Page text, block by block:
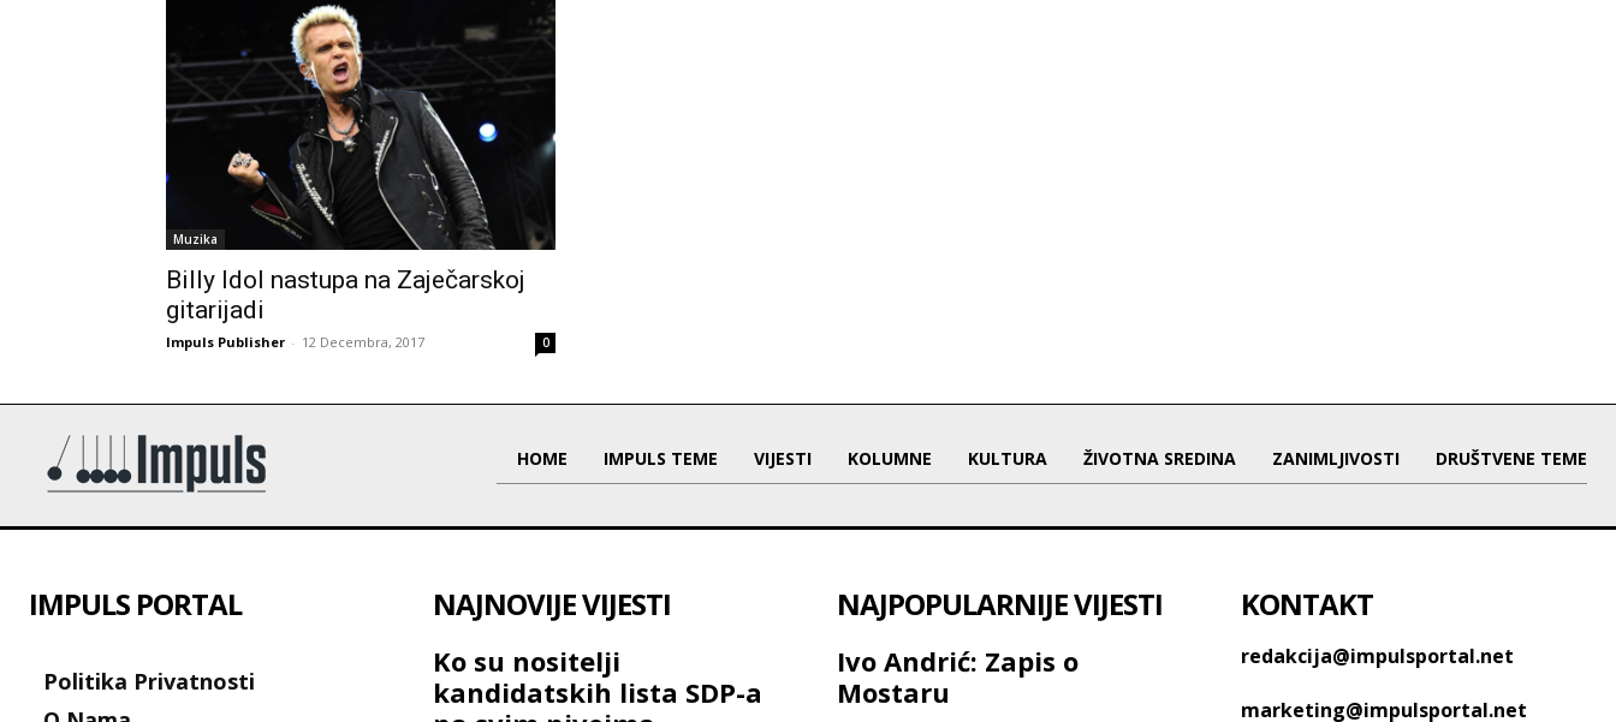
Muzika
Billy Idol nastupa na Zaječarskoj
gitarijadi
Impuls Publisher - 12 Decembra, 2017 0
HOME IMPULS TEME VIJESTI KOLUMNE KULTURA ŽIVOTNA SREDINA ZANIMLJIVOSTI DRUŠTVENE TEME
IMPULS PORTAL
Politika Privatnosti
NAJNOVIJE VIJESTI
Ko su nositelji
kandidatskih lista SDP-a
NAJPOPULARNIJE VIJESTI
Ivo Andrić: Zapis o
Mostaru
KONTAKT
redakcija@impulsportal.net
marketing@impulsportal.net